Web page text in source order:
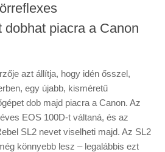
dobhat piacra a Canon
azt állítja, hogy idén ősszel,
egy újabb, kisméretű
dob majd piacra a Canon. Az
EOS 100D-t váltaná, és az
SL2 nevet viselheti majd. Az SL2
könnyebb lesz – legalábbis ezt